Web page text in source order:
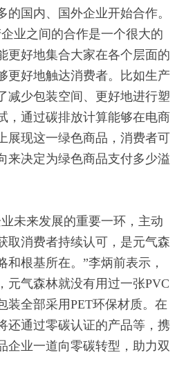
的国内、国外企业开始合作。
业之间的合作是一个很大的
更好地集合大家在各个层面的
更好地触达消费者。比如生产
减少包装空间、更好地进行塑
，通过碳排放计算能够在电商
展现这一绿色商品，消费者可
来决定为绿色商品支付多少溢
未来发展的重要一环，主动
取消费者持续认可，是元气森
和根基所在。”李炳前表示，
元气森林就没有用过一张PVC
装全部采用PET环保材质。在
还通过零碳认证的产品等，携
企业一道向零碳转型，助力双